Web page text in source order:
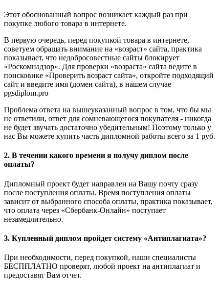
Этот обоснованный вопрос возникает каждый раз при
покупке любого товара в интернете.
В первую очередь, перед покупкой товара в интернете,
советуем обращать внимание на «возраст» сайта, практика
показывает, что недобросовестные сайты блокирует
«Роскомнадзор». Для проверки «возраста» сайта ведите в
поисковике «Проверить возраст сайта», откройте подходящий
сайт и введите имя (домен сайта), в нашем случае
pgsdiplom.pro
Проблема ответа на вышеуказанный вопрос в том, что бы мы
не ответили, ответ для сомневающегося покупателя - никогда
не будет звучать достаточно убедительным! Поэтому только у
нас Вы можете купить часть дипломной работы всего за 1 руб.
2. В течении какого времени я получу диплом после
оплаты?
Дипломный проект будет направлен на Вашу почту сразу
после поступления оплаты. Время поступления оплаты
зависит от выбранного способа оплаты, практика показывает,
что оплата через «Сбербанк-Онлайн» поступает
незамедлительно.
3. Купленный диплом пройдет систему «Антиплагиата»?
При необходимости, перед покупкой, наши специалисты
БЕСППЛАТНО проверят, любой проект на антиплагиат и
предоставят Вам отчет.